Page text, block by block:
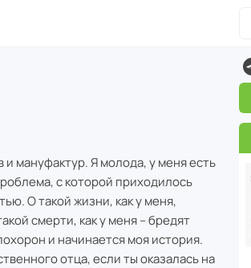
мануфактур. Я молода, у меня есть
с которой приходилось
О такой жизни, как у меня,
смерти, как у меня – бредят
и начинается моя история.
отца, если ты оказалась на